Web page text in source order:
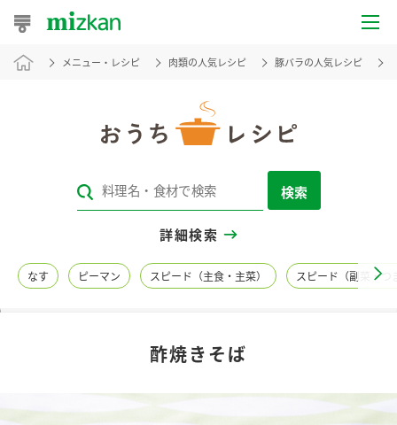
おうちレシピ
レシピカテゴリ一覧
レシピ名特集
商品カテゴリ
メニュー・レシピ 肉類の人気レシピ 豚バラの人気レシピ
検索
詳細検索
なす ピーマン スピード（主食・主菜） スピード（副菜・つ
酢焼きそば